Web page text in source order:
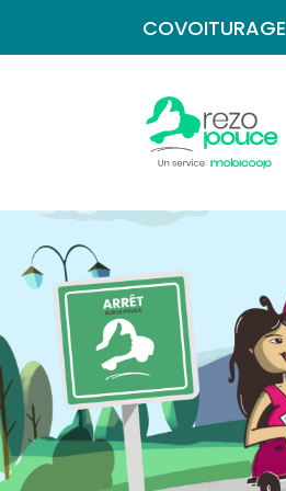
COVOITURAGE